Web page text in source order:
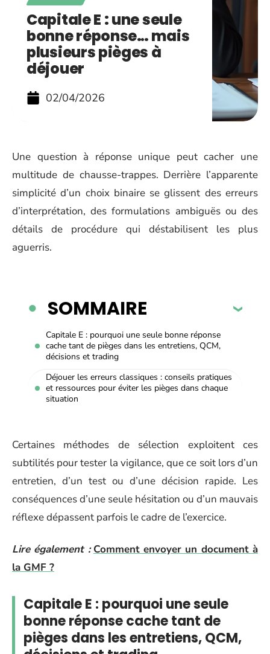
Capitale E : une seule
bonne réponse… mais
plusieurs pièges à
déjouer
02/04/2026
Une question à réponse unique peut cacher une
multitude de chausse-trappes. Derrière l’apparente
simplicité d’un choix binaire se glissent des erreurs
d’interprétation, des formulations ambiguës ou des
détails de procédure qui déstabilisent les plus
aguerris.
SOMMAIRE
Capitale E : pourquoi une seule bonne réponse
cache tant de pièges dans les entretiens, QCM,
décisions et trading
Déjouer les erreurs classiques : conseils pratiques
et ressources pour éviter les pièges dans chaque
situation
Certaines méthodes de sélection exploitent ces
subtilités pour tester la vigilance, que ce soit lors d’un
entretien, d’un test ou d’une décision rapide. Les
conséquences d’une seule hésitation ou d’un mauvais
réflexe dépassent parfois le cadre de l’exercice.
Lire également : Comment envoyer un document à
la GMF ?
Capitale E : pourquoi une seule
bonne réponse cache tant de
pièges dans les entretiens, QCM,